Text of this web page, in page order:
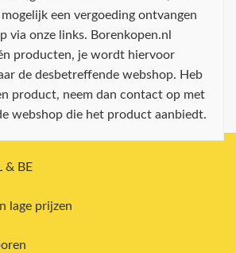
een vergoeding ontvangen
via onze links. Borenkopen.nl
producten, je wordt hiervoor
de desbetreffende webshop. Heb
product, neem dan contact op met
webshop die het product aanbiedt.
& BE
lage prijzen